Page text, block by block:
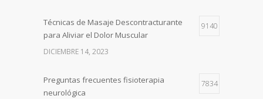
Técnicas de Masaje Descontracturante
para Aliviar el Dolor Muscular
9140
DICIEMBRE 14, 2023
Preguntas frecuentes fisioterapia
neurológica
7834